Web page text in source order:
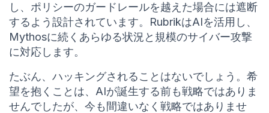
し、ポリシーのガードレールを越えた場合には遮断
するよう設計されています。RubrikはAIを活用し、
Mythosに続くあらゆる状況と規模のサイバー攻撃
に対応します。
たぶん、ハッキングされることはないでしょう。希
望を抱くことは、AIが誕生する前も戦略ではありま
せんでしたが、今も間違いなく戦略ではありませ